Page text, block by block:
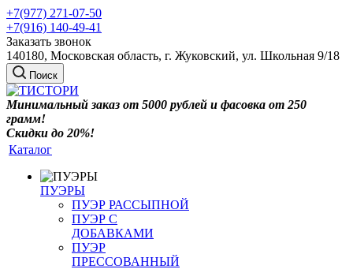
+7(977) 271-07-50
+7(916) 140-49-41
Заказать звонок
140180, Московская область, г. Жуковский, ул. Школьная 9/18
Поиск
Минимальный заказ от 5000 рублей и фасовка от 250
грамм!
Скидки до 20%!
Каталог
ПУЭРЫ
ПУЭР РАССЫПНОЙ
ПУЭР С
ДОБАВКАМИ
ПУЭР
ПРЕССОВАННЫЙ